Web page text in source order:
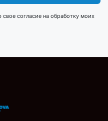
согласие на обработку моих